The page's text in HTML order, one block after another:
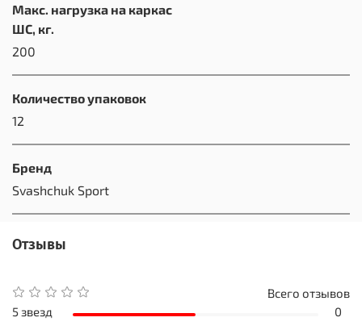
Макс. нагрузка на каркас
ШС, кг.
200
Количество упаковок
12
Бренд
Svashchuk Sport
Отзывы
Всего отзывов
5 звезд
0